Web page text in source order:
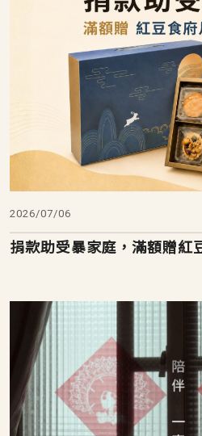
2026/07/06
捐款助受暴家庭，滿額贈紅